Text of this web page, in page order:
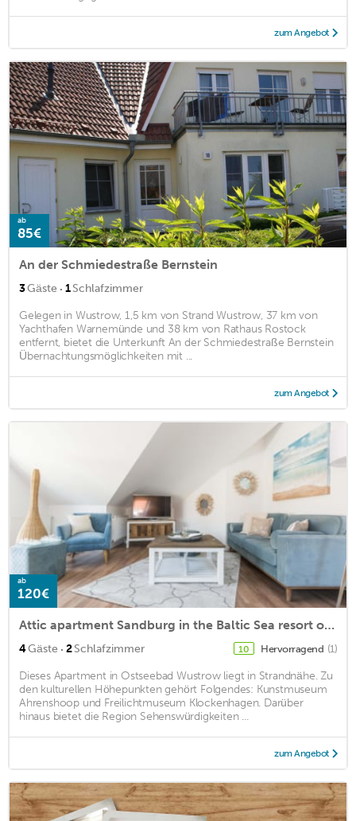
zum Angebot
ab
85€
An der Schmiedestraße Bernstein
3Gäste · 1Schlafzimmer
Gelegen in Wustrow, 1,5 km von Strand Wustrow, 37 km von
Yachthafen Warnemünde und 38 km von Rathaus Rostock
entfernt, bietet die Unterkunft An der Schmiedestraße Bernstein
Übernachtungsmöglichkeiten mit ...
zum Angebot
ab
120€
Attic apartment Sandburg in the Baltic Sea resort of Wustrow
4Gäste · 2Schlafzimmer 10 Hervorragend (1)
Dieses Apartment in Ostseebad Wustrow liegt in Strandnähe. Zu
den kulturellen Höhepunkten gehört Folgendes: Kunstmuseum
Ahrenshoop und Freilichtmuseum Klockenhagen. Darüber
hinaus bietet die Region Sehenswürdigkeiten ...
zum Angebot